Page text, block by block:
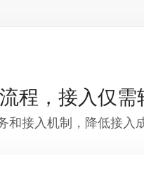
程，接入仅需
和接入机制，降低接入